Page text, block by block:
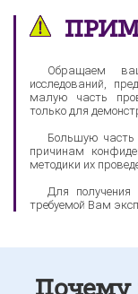
Обращаем
исследований,
малую часть
только для
Большую
причинам
методики их
Для получения
требуемой Вам
Почему